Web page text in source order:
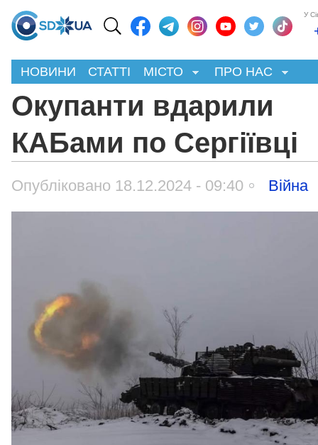
У
НОВИНИ СТАТТІ МІСТО ПРО НАС
Окупанти вдарили
КАБами по Сергіївці
Опубліковано 18.12.2024 - 09:40 Війна